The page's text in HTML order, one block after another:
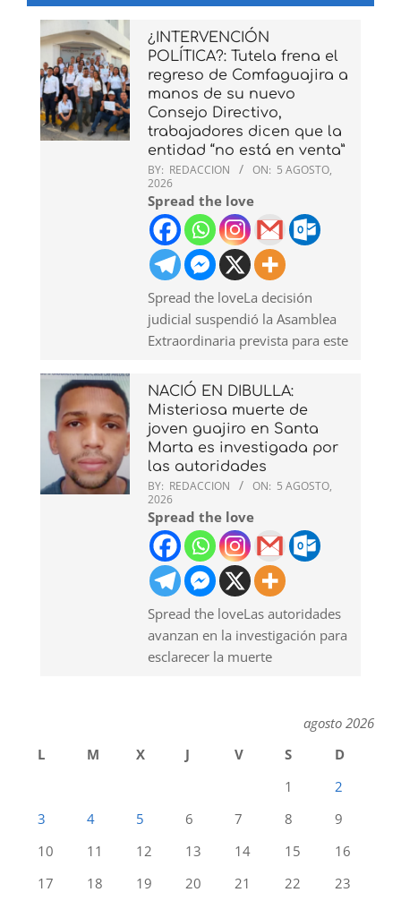
¿INTERVENCIÓN
POLÍTICA?: Tutela frena el
regreso de Comfaguajira a
manos de su nuevo
Consejo Directivo,
trabajadores dicen que la
entidad “no está en venta”
BY: REDACCION ON: 5 AGOSTO,
2026
Spread the love
Spread the loveLa decisión
judicial suspendió la Asamblea
Extraordinaria prevista para este
NACIÓ EN DIBULLA:
Misteriosa muerte de
joven guajiro en Santa
Marta es investigada por
las autoridades
BY: REDACCION ON: 5 AGOSTO,
2026
Spread the love
Spread the loveLas autoridades
avanzan en la investigación para
esclarecer la muerte
agosto 2026
L
M X J V S
D
1
2
3
4 5 6 7 8
9
10
11 12 13 14 15
16
17
18 19 20 21 22
23